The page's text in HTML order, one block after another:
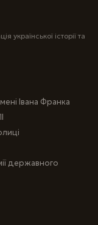
української історії та
Івана Франка
державного